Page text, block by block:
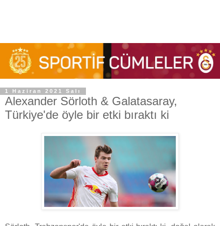
1 Haziran 2021 Salı
Alexander Sörloth & Galatasaray,
Türkiye'de öyle bir etki bıraktı ki